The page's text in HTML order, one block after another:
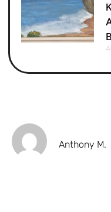
Anthony M.